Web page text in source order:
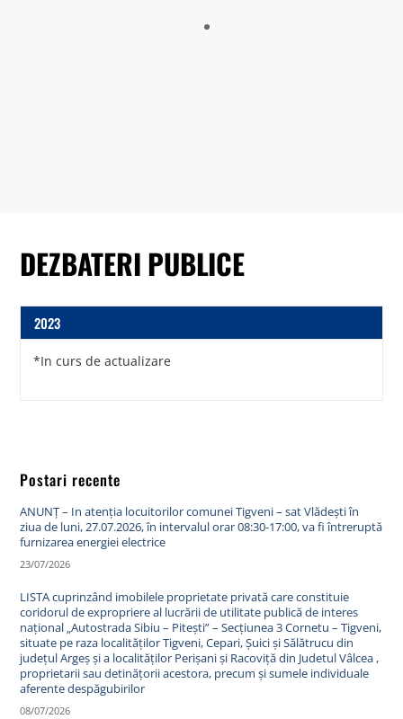
din Judetul Vâlcea , proprietarii sau detinățorii acestora, precum
DEZBATERI PUBLICE
2023
*In curs de actualizare
Postari recente
ANUNȚ – In atenția locuitorilor comunei Tigveni – sat Vlădești în
ziua de luni, 27.07.2026, în intervalul orar 08:30-17:00, va fi întreruptă
furnizarea energiei electrice
23/07/2026
LISTA cuprinzând imobilele proprietate privată care constituie
coridorul de expropriere al lucrării de utilitate publică de interes
național „Autostrada Sibiu – Pitești” – Secțiunea 3 Cornetu – Tigveni,
situate pe raza localităților Tigveni, Cepari, Șuici și Sălătrucu din
județul Argeș și a localităților Perișani și Racoviță din Judetul Vâlcea ,
proprietarii sau detinățorii acestora, precum și sumele individuale
aferente despăgubirilor
08/07/2026